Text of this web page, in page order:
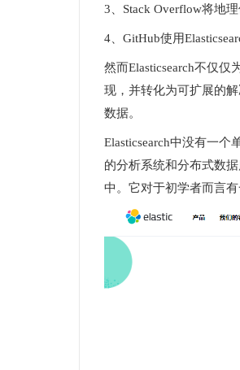
3、Stack Overflow将地
4、GitHub使用
然而Elasticsearch不仅
现，并转化为可扩展的
数据。
Elasticsearch中没有一
的分析系统和分布式数
中。它对于初学者而言